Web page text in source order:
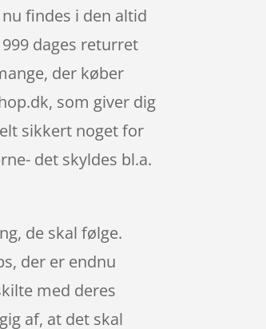
findes i den altid
dages returret
der køber
som giver dig
sikkert noget for
det skyldes bl.a.
de skal følge.
der er endnu
med deres
af, at det skal